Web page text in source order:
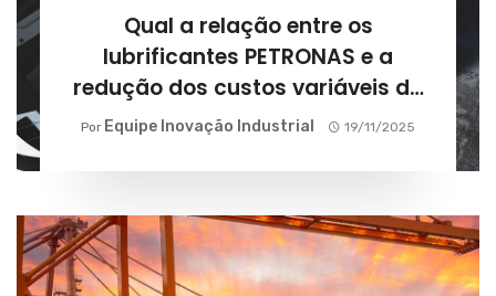
Qual a relação entre os
lubrificantes PETRONAS e a
redução dos custos variáveis da
frota?
Por Equipe Inovação Industrial 19/11/2025